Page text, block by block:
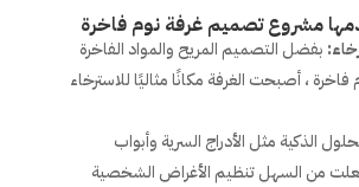
مشروعتصميم غرفة نوم فاخرة
بفضل التصميم المريح والمواد الفاخرة
، أصبحت الغرفة مكانًا مثاليًا للاسترخاء
الذكية مثل الأدراج السرية وأبواب
جعلت من السهل تنظيم الأغراض الشخصية